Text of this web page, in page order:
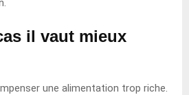
il vaut mieux
une alimentation trop riche.